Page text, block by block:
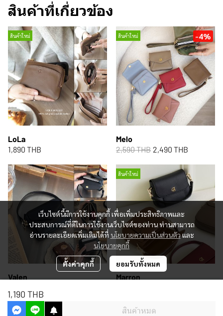
สินค้าที่เกี่ยวข้อง
สินค้าใหม่
LoLa
1,890 THB
สินค้าใหม่ -4%
Melo
2,590 THB 2,490 THB
Valen
สินค้าใหม่
Marron
1,190 THB
สินค้าหมด
เว็บไซต์นี้มีการใช้งานคุกกี้ เพื่อเพิ่มประสิทธิภาพและ
ประสบการณ์ที่ดีในการใช้งานเว็บไซต์ของท่าน ท่านสามารถ
อ่านรายละเอียดเพิ่มเติมได้ที่ นโยบายความเป็นส่วนตัวและ
นโยบายคุกกี้
ตั้งค่าคุกกี้ ยอมรับทั้งหมด